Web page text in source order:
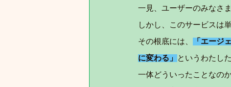
一見、ユーザーのみなさ
しかし、このサービスは
その根底には、 「エージ
に変わる」 というわたし
一体どういったことなの